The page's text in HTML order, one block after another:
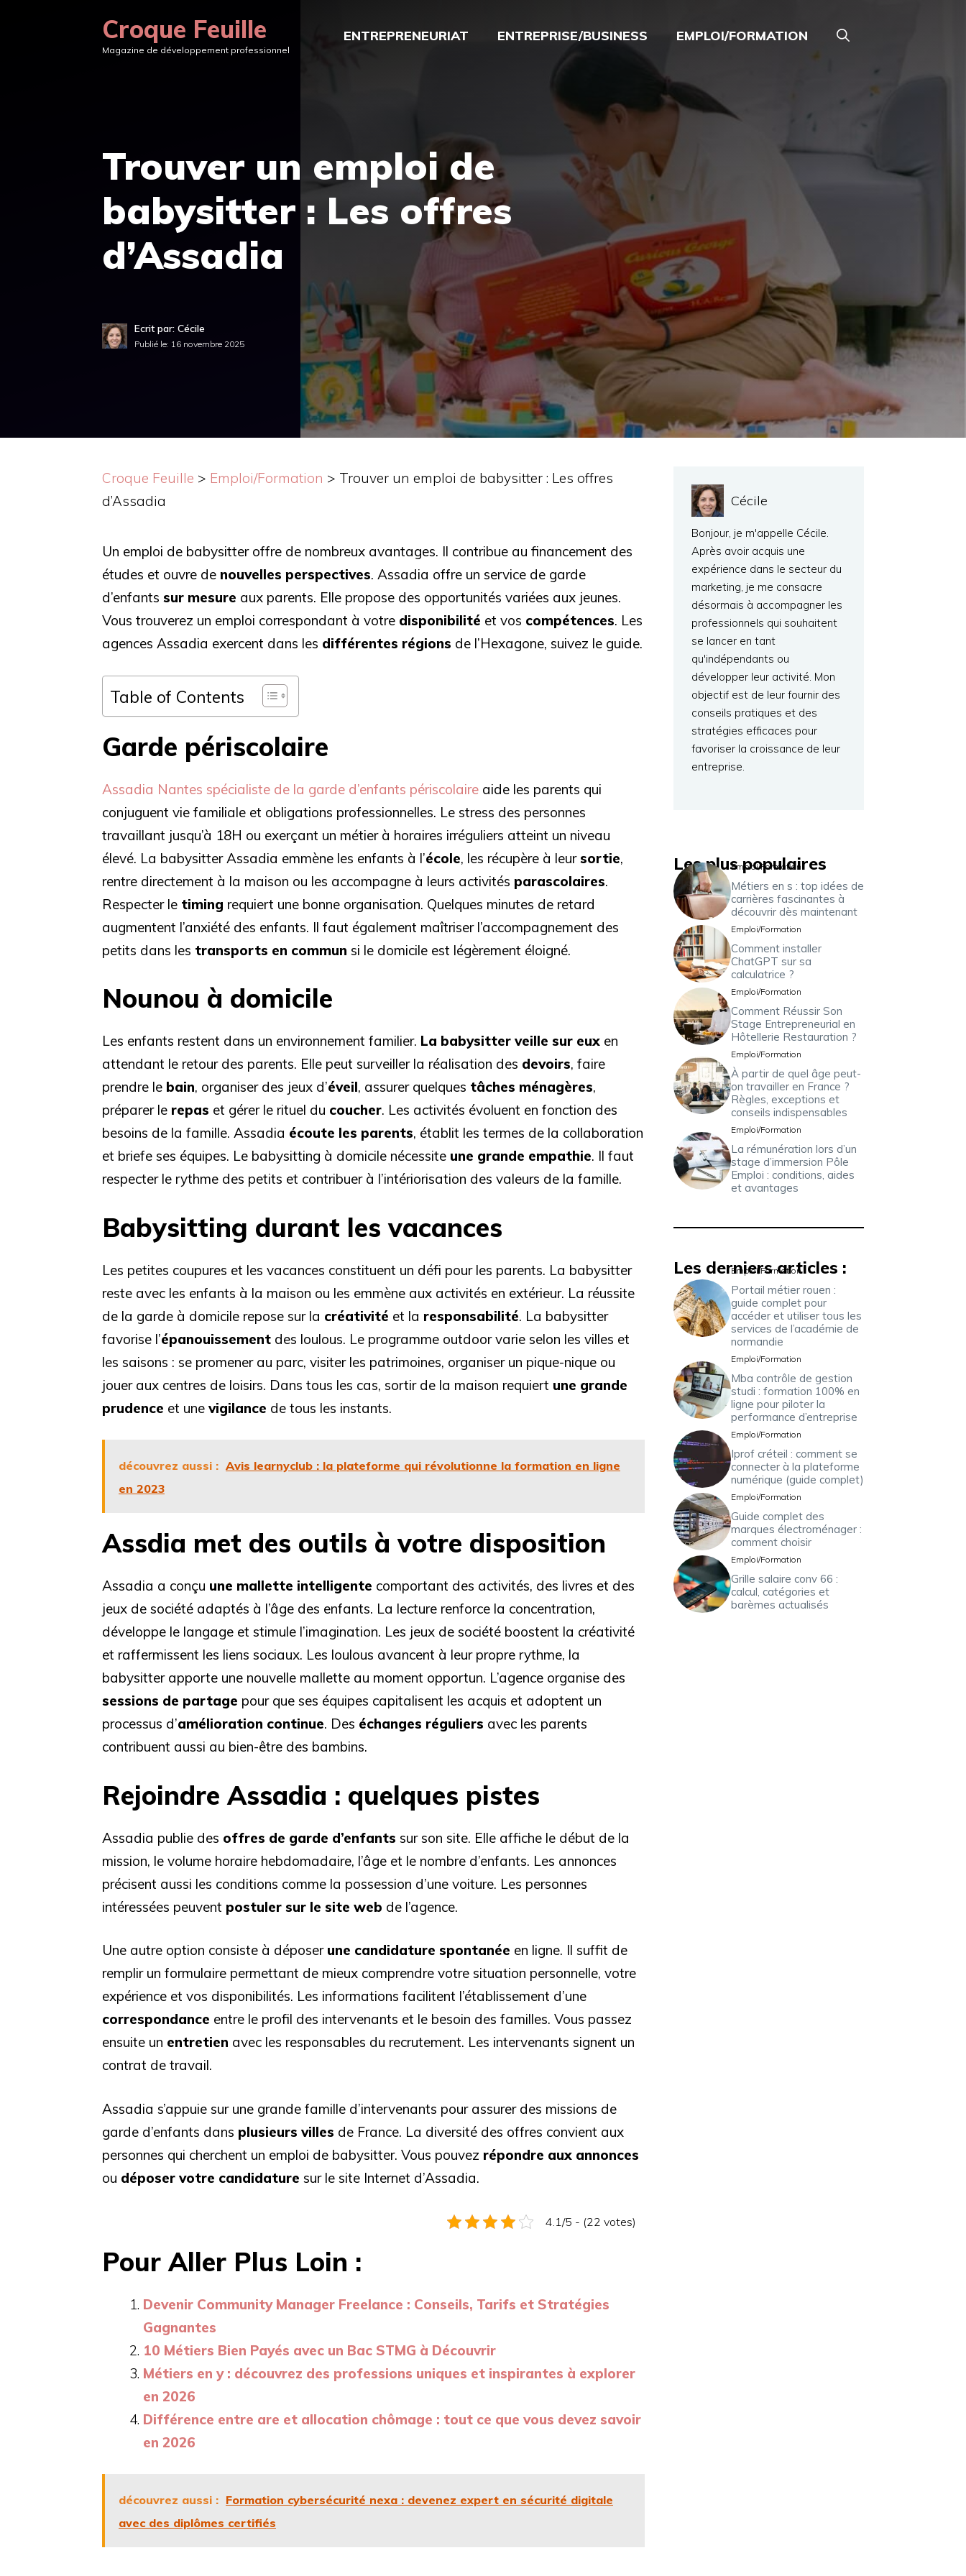
Croque Feuille
Magazine de développement professionnel
ENTREPRENEURIAT ENTREPRISE/BUSINESS EMPLOI/FORMATION
Trouver un emploi de
babysitter : Les offres
d’Assadia
Ecrit par: Cécile
Publié le: 16 novembre 2025
Croque Feuille > Emploi/Formation > Trouver un emploi de babysitter : Les offres
d’Assadia
Un emploi de babysitter offre de nombreux avantages. Il contribue au financement des
études et ouvre de nouvelles perspectives. Assadia offre un service de garde
d’enfants sur mesure aux parents. Elle propose des opportunités variées aux jeunes.
Vous trouverez un emploi correspondant à votre disponibilité et vos compétences. Les
agences Assadia exercent dans les différentes régions de l’Hexagone, suivez le guide.
Table of Contents
Garde périscolaire
Assadia Nantes spécialiste de la garde d’enfants périscolaire aide les parents qui
conjuguent vie familiale et obligations professionnelles. Le stress des personnes
travaillant jusqu’à 18H ou exerçant un métier à horaires irréguliers atteint un niveau
élevé. La babysitter Assadia emmène les enfants à l’école, les récupère à leursortie,
rentre directement à la maison ou les accompagne à leurs activités parascolaires.
Respecter le timing requiert une bonne organisation. Quelques minutes de retard
augmentent l’anxiété des enfants. Il faut également maîtriser l’accompagnement des
petits dans les transports en commun si le domicile est légèrement éloigné.
Nounou à domicile
Les enfants restent dans un environnement familier. La babysitter veille sur eux en
attendant le retour des parents. Elle peut surveiller la réalisation des devoirs, faire
prendre le bain, organiser des jeux d’éveil, assurer quelques tâches ménagères,
préparer le repas et gérer le rituel du coucher. Les activités évoluent en fonction des
besoins de la famille. Assadia écoute les parents, établit les termes de la collaboration
et briefe ses équipes. Le babysitting à domicile nécessite une grande empathie. Il faut
respecter le rythme des petits et contribuer à l’intériorisation des valeurs de la famille.
Babysitting durant les vacances
Les petites coupures et les vacances constituent un défi pour les parents. La babysitter
reste avec les enfants à la maison ou les emmène aux activités en extérieur. La réussite
de la garde à domicile repose sur la créativité et la responsabilité. La babysitter
favorise l’épanouissement des loulous. Le programme outdoor varie selon les villes et
les saisons : se promener au parc, visiter les patrimoines, organiser un pique-nique ou
jouer aux centres de loisirs. Dans tous les cas, sortir de la maison requiert une grande
prudence et une vigilance de tous les instants.
découvrez aussi : Avis learnyclub : la plateforme qui révolutionne la formation en ligne
en 2023
Assdia met des outils à votre disposition
Assadia a conçu une mallette intelligente comportant des activités, des livres et des
jeux de société adaptés à l’âge des enfants. La lecture renforce la concentration,
développe le langage et stimule l’imagination. Les jeux de société boostent la créativité
et raffermissent les liens sociaux. Les loulous avancent à leur propre rythme, la
babysitter apporte une nouvelle mallette au moment opportun. L’agence organise des
sessions de partage pour que ses équipes capitalisent les acquis et adoptent un
processus d’amélioration continue. Des échanges réguliers avec les parents
contribuent aussi au bien-être des bambins.
Rejoindre Assadia : quelques pistes
Assadia publie des offres de garde d’enfants sur son site. Elle affiche le début de la
mission, le volume horaire hebdomadaire, l’âge et le nombre d’enfants. Les annonces
précisent aussi les conditions comme la possession d’une voiture. Les personnes
intéressées peuvent postuler sur le site web de l’agence.
Une autre option consiste à déposer une candidature spontanée en ligne. Il suffit de
remplir un formulaire permettant de mieux comprendre votre situation personnelle, votre
expérience et vos disponibilités. Les informations facilitent l’établissement d’une
correspondance entre le profil des intervenants et le besoin des familles. Vous passez
ensuite un entretien avec les responsables du recrutement. Les intervenants signent un
contrat de travail.
Assadia s’appuie sur une grande famille d’intervenants pour assurer des missions de
garde d’enfants dans plusieurs villes de France. La diversité des offres convient aux
personnes qui cherchent un emploi de babysitter. Vous pouvez répondre aux annonces
ou déposer votre candidature sur le site Internet d’Assadia.
4.1/5 - (22 votes)
Pour Aller Plus Loin :
Devenir Community Manager Freelance : Conseils, Tarifs et Stratégies
Gagnantes
10 Métiers Bien Payés avec un Bac STMG à Découvrir
Métiers en y : découvrez des professions uniques et inspirantes à explorer
en 2026
Différence entre are et allocation chômage : tout ce que vous devez savoir
en 2026
découvrez aussi : Formation cybersécurité nexa : devenez expert en sécurité digitale
avec des diplômes certifiés
Cécile
Bonjour, je m'appelle Cécile.
Après avoir acquis une
expérience dans le secteur du
marketing, je me consacre
désormais à accompagner les
professionnels qui souhaitent
se lancer en tant
qu'indépendants ou
développer leur activité. Mon
objectif est de leur fournir des
conseils pratiques et des
stratégies efficaces pour
favoriser la croissance de leur
entreprise.
Les plus populaires
Emploi/Formation
Métiers en s : top idées de
carrières fascinantes à
découvrir dès maintenant
Emploi/Formation
Comment installer
ChatGPT sur sa
calculatrice ?
Emploi/Formation
Comment Réussir Son
Stage Entrepreneurial en
Hôtellerie Restauration ?
Emploi/Formation
À partir de quel âge peut-
on travailler en France ?
Règles, exceptions et
conseils indispensables
Emploi/Formation
La rémunération lors d’un
stage d’immersion Pôle
Emploi : conditions, aides
et avantages
Les derniers articles :
Emploi/Formation
Portail métier rouen :
guide complet pour
accéder et utiliser tous les
services de l’académie de
normandie
Emploi/Formation
Mba contrôle de gestion
studi : formation 100% en
ligne pour piloter la
performance d’entreprise
Emploi/Formation
Iprof créteil : comment se
connecter à la plateforme
numérique (guide complet)
Emploi/Formation
Guide complet des
marques électroménager :
comment choisir
Emploi/Formation
Grille salaire conv 66 :
calcul, catégories et
barèmes actualisés